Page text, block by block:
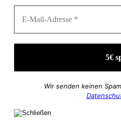
Wir senden keinen